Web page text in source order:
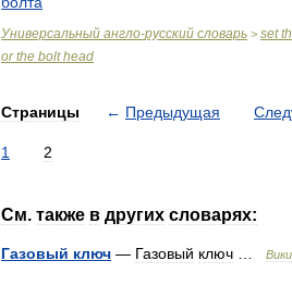
Универсальный англо-русский словарь > set
or the bolt head
Страницы ← Предыдущая
1 2
См. также в других словарях:
Газовый ключ — Газовый ключ